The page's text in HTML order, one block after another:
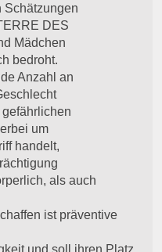
Schätzungen
DES
Mädchen
bedroht.
Anzahl an
um
handelt,
als auch
ist präventive
und soll ihren Platz